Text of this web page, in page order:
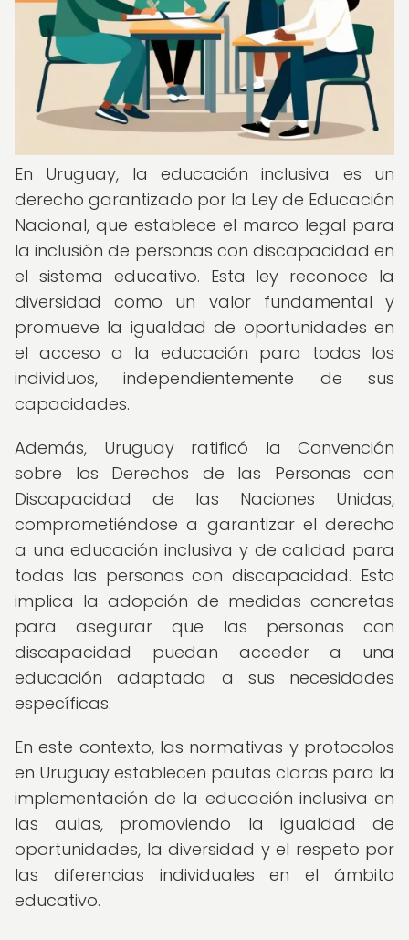
En Uruguay, la educación inclusiva es un
derecho garantizado por la Ley de Educación
Nacional, que establece el marco legal para
la inclusión de personas con discapacidad en
el sistema educativo. Esta ley reconoce la
diversidad como un valor fundamental y
promueve la igualdad de oportunidades en
el acceso a la educación para todos los
individuos, independientemente de sus
capacidades.
Además, Uruguay ratificó la Convención
sobre los Derechos de las Personas con
Discapacidad de las Naciones Unidas,
comprometiéndose a garantizar el derecho
a una educación inclusiva y de calidad para
todas las personas con discapacidad. Esto
implica la adopción de medidas concretas
para asegurar que las personas con
discapacidad puedan acceder a una
educación adaptada a sus necesidades
específicas.
En este contexto, las normativas y protocolos
en Uruguay establecen pautas claras para la
implementación de la educación inclusiva en
las aulas, promoviendo la igualdad de
oportunidades, la diversidad y el respeto por
las diferencias individuales en el ámbito
educativo.